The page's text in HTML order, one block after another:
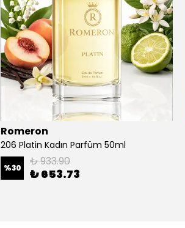
Romeron
206 Platin Kadın Parfüm 50ml
%30 ₺ 933.90
₺ 653.73